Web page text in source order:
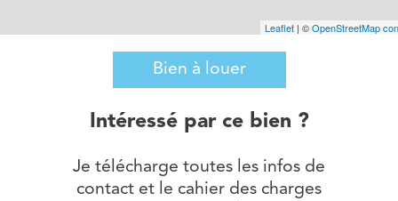
Leaflet | ©OpenStreetMap
Bien à louer
Intéressé par ce bien ?
Je télécharge toutes les infos de
contact et le cahier des charges